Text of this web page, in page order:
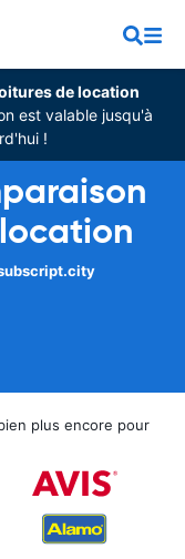
de location
est valable jusqu'à
!
plus encore pour